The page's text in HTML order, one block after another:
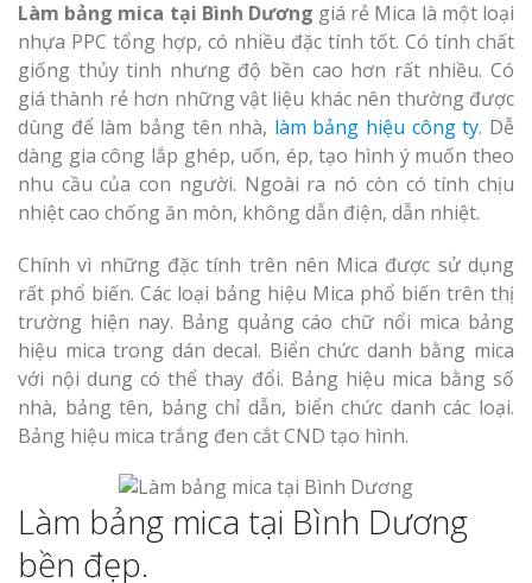
Làm bảng mica tại Bình Dương giá rẻ Mica là một loại
nhựa PPC tổng hợp, có nhiều đặc tính tốt. Có tính chất
giống thủy tinh nhưng độ bền cao hơn rất nhiều. Có
giá thành rẻ hơn những vật liệu khác nên thường được
dùng để làm bảng tên nhà, làm bảng hiệu công ty. Dễ
dàng gia công lắp ghép, uốn, ép, tạo hình ý muốn theo
nhu cầu của con người. Ngoài ra nó còn có tính chịu
nhiệt cao chống ăn mòn, không dẫn điện, dẫn nhiệt.
Chính vì những đặc tính trên nên Mica được sử dụng
rất phổ biến. Các loại bảng hiệu Mica phổ biến trên thị
trường hiện nay. Bảng quảng cáo chữ nổi mica bảng
hiệu mica trong dán decal. Biển chức danh bằng mica
với nội dung có thể thay đổi. Bảng hiệu mica bằng số
nhà, bảng tên, bảng chỉ dẫn, biển chức danh các loại.
Bảng hiệu mica trắng đen cắt CND tạo hình.
Làm bảng mica tại Bình Dương
bền đẹp.